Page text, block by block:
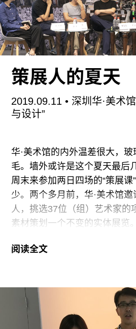
过量又空洞、既会分散注意力
市里，这样的话题非常切题。
第二天，在位于滕珀尔霍夫（
在阳光灿烂的柏油路上喝咖啡
有展览）和上海天线空间的王
瘦，”后者笑着说，暗示着柏林
周五晚上的TV很热闹。位于
吧兼表演和影像“舞台”是艺术
策展人的夏天
2019.09.11• 深圳华·美术
与设计”
华·美术馆的内外温差很大，
毛。墙外或许是这个夏天最后
周末来参加两日四场的“策展课
少。两个多月前，华·美术馆
人，挑选37位（组）艺术家的
素材策划一个不变的实体展览
疆、城市奏鸣曲、大地的尽头
交展览方案，同时呈现出方案
后以作品和策展方案双线并行
为之“策展课”。我听见身后一
阅读全文